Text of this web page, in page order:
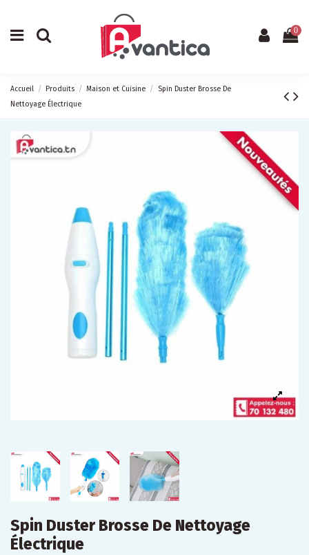
0
Accueil Produits Maison et Cuisine
Spin Duster Brosse De
Nettoyage Électrique
Spin Duster Brosse De Nettoyage
Électrique